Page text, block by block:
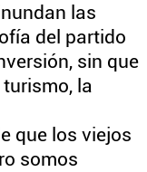
las
del partido
sin que
la
que los viejos
somos